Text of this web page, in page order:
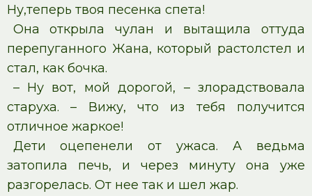
Ну,теперь твоя песенка спета!
Она открыла чулан и вытащила оттуда
перепуганного Жана, который растолстел и
стал, как бочка.
– Ну вот, мой дорогой, – злорадствовала
старуха. – Вижу, что из тебя получится
отличное жаркое!
Дети оцепенели от ужаса. А ведьма
затопила печь, и через минуту она уже
разгорелась. От нее так и шел жар.